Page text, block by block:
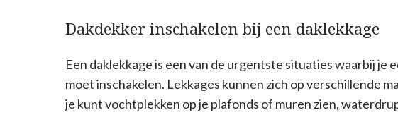
Dakdekker inschakelen bij een daklekkage
Een daklekkage is een van de urgentste situaties waarbij je
moet inschakelen. Lekkages kunnen zich op verschillende
je kunt vochtplekken op je plafonds of muren zien,